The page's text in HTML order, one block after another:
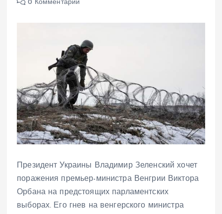
0 Комментарии
Президент Украины Владимир Зеленский хочет
поражения премьер-министра Венгрии Виктора
Орбана на предстоящих парламентских
выборах. Его гнев на венгерского министра